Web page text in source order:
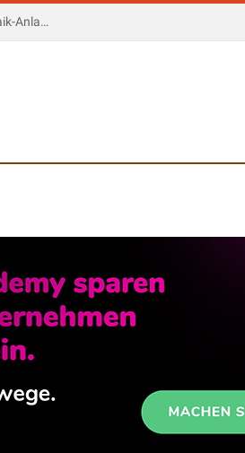
Projektentwickler suchen freie Flächen für dezentrale Photovoltaik-Anlagen und multifunktional